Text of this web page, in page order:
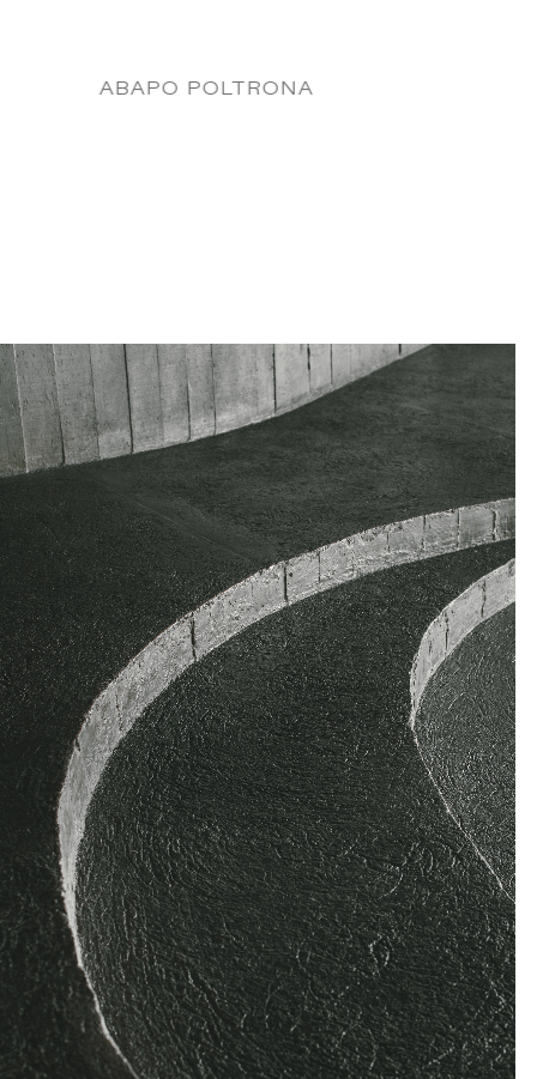
TONDO CADEIRA